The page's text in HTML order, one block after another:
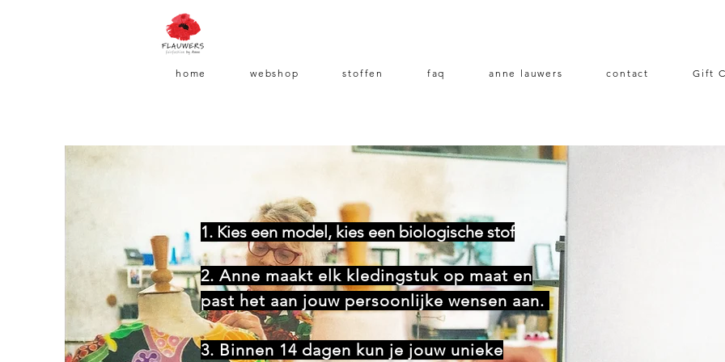
home webshop stoffen faq anne lauwers contact Gift
1. Kies een model, kies een biologische stof
2. Anne maakt elk kledingstuk op maat en
past het aan jouw persoonlijke wensen aan.
3. Binnen 14 dagen kun je jouw unieke